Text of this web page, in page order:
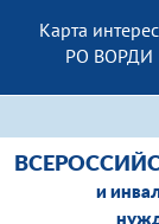
и
Карта
РО ВОРДИ